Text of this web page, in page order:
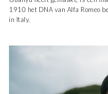
1910 het DNA van Alfa Romeo
in Italy.